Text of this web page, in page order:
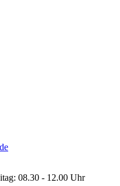
08.30 - 12.00 Uhr